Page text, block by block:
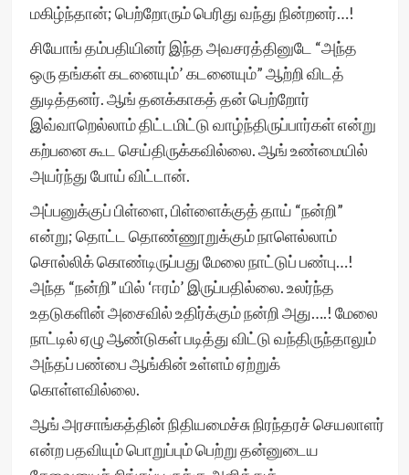
மகிழ்ந்தான்; பெற்றோரும் பெரிது வந்து நின்றனர்…!
சியோங் தம்பதியினர் இந்த அவசரத்தினுடே “அந்த
ஒரு தங்கள் கடனையும்’ கடனையும்” ஆற்றி விடத்
துடித்தனர். ஆங் தனக்காகத் தன் பெற்றோர்
இவ்வாறெல்லாம் திட்டமிட்டு வாழ்ந்திருப்பார்கள் என்று
கற்பனை கூட செய்திருக்கவில்லை. ஆங் உண்மையில்
அயர்ந்து போய் விட்டான்.
அப்பனுக்குப் பிள்ளை, பிள்ளைக்குத் தாய் “நன்றி”
என்று; தொட்ட தொண்ணூறுக்கும் நாளெல்லாம்
சொல்லிக் கொண்டிருப்பது மேலை நாட்டுப் பண்பு…!
அந்த “நன்றி” யில் ‘ஈரம்’ இருப்பதில்லை. உலர்ந்த
உதடுகளின் அசைவில் உதிர்க்கும் நன்றி அது….! மேலை
நாட்டில் ஏழு ஆண்டுகள் படித்து விட்டு வந்திருந்தாலும்
அந்தப் பண்பை ஆங்கின் உள்ளம் ஏற்றுக்
கொள்ளவில்லை.
ஆங் அரசாங்கத்தின் நிதியமைச்சு நிரந்தரச் செயலாளர்
என்ற பதவியும் பொறுப்பும் பெற்று தன்னுடைய